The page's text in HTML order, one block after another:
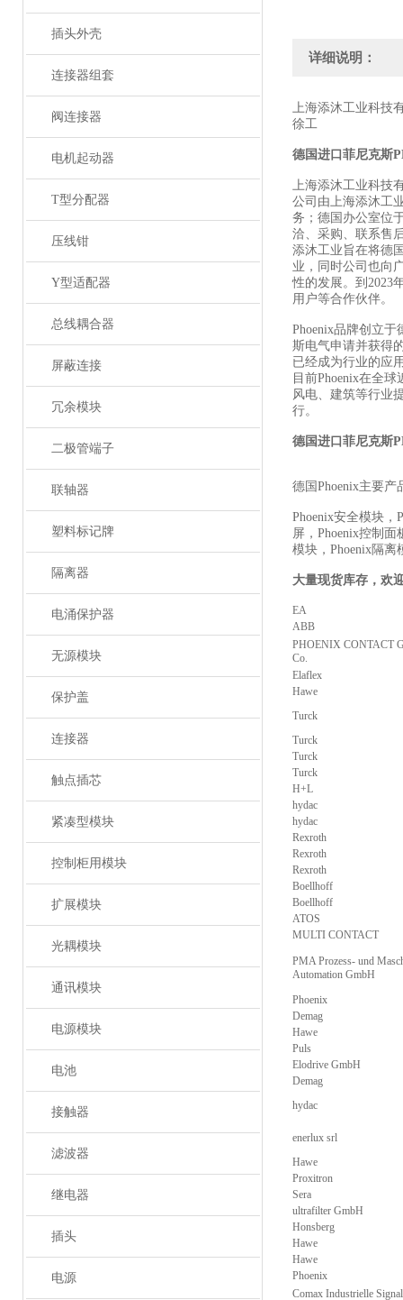
插头外壳
连接器组套
阀连接器
电机起动器
T型分配器
压线钳
Y型适配器
总线耦合器
屏蔽连接
冗余模块
二极管端子
联轴器
塑料标记牌
隔离器
电涌保护器
无源模块
保护盖
连接器
触点插芯
紧凑型模块
控制柜用模块
扩展模块
光耦模块
通讯模块
电源模块
电池
接触器
滤波器
继电器
插头
电源
详细说明：
上海添沐工业科技
徐工
德国进口菲尼克斯
上海添沐工业科技
公司由上海添沐工
务；德国办公室位
洽、采购、联系售
添沐工业旨在将德
业，同时公司也向
性的发展。到2023
用户等合作伙伴。
Phoenix品牌创立
斯电气申请并获得
已经成为行业的应
目前Phoenix在全
风电、建筑等行业
行。
德国进口菲尼克斯
德国Phoenix主要产
Phoenix安全模块，
屏，Phoenix控制面
模块，Phoenix隔离
大量现货库存，欢
EA
ABB
PHOENIX CONTACT
Co.
Elaflex
Hawe
Turck
Turck
Turck
Turck
H+L
hydac
hydac
Rexroth
Rexroth
Rexroth
Boellhoff
Boellhoff
ATOS
MULTI CONTACT
PMA Prozess- und
Automation GmbH
Phoenix
Demag
Hawe
Puls
Elodrive GmbH
Demag
hydac
enerlux srl
Hawe
Proxitron
Sera
ultrafilter GmbH
Honsberg
Hawe
Hawe
Phoenix
Comax Industrielle